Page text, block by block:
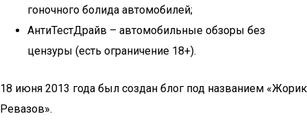
гоночного болида автомобилей;
АнтиТестДрайв – автомобильные обзоры без
цензуры (есть ограничение 18+).
18 июня 2013 года был создан блог под названием «Жорик
Ревазов».